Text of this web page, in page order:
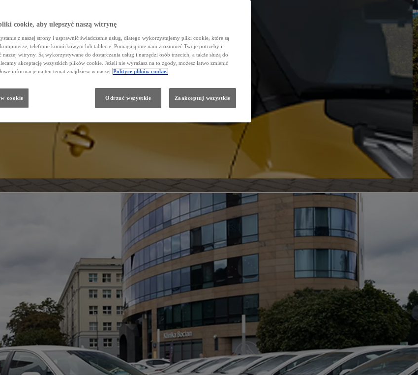
cookie, aby ulepszyć naszą witrynę
z naszej strony i usprawnić świadczenie usług, dlatego wykorzystujemy pliki cookie, które są
telefonie komórkowym lub tablecie. Pomagają one nam zrozumieć Twoje potrzeby i
witryny. Są wykorzystywane do dostarczania usług i narzędzi osób trzecich, a także służą do
akceptację wszystkich plików cookie. Jeżeli nie wyrażasz na to zgody, możesz łatwo zmienić
informacje na ten temat znajdziesz w naszej Polityce plików cookie.
cookie Odrzuć wszystkie Zaakceptuj wszystkie